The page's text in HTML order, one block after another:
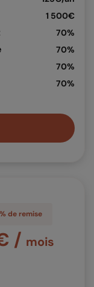
1 500€
70%
70%
70%
70%
de remise
/ mois